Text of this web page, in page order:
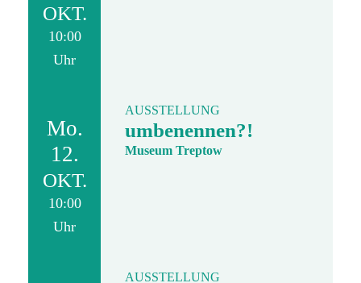
OKT.
10:00
Uhr
Mo.
12.
OKT.
10:00
Uhr
AUSSTELLUNG
umbenennen?!
Museum Treptow
AUSSTELLUNG